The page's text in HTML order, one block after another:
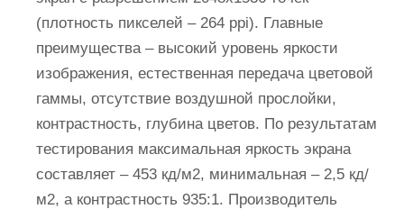
(плотность пикселей – 264 ppi). Главные
преимущества – высокий уровень яркости
изображения, естественная передача цветовой
гаммы, отсутствие воздушной прослойки,
контрастность, глубина цветов. По результатам
тестирования максимальная яркость экрана
составляет – 453 кд/м2, минимальная – 2,5 кд/
м2, а контрастность 935:1. Производитель